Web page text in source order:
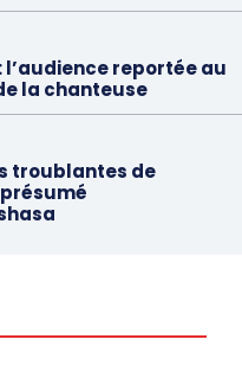
l’audience reportée au
la chanteuse
troublantes de